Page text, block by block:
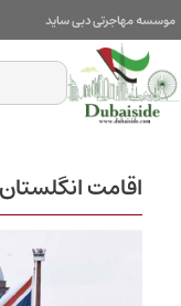
موسسه مهاجرتی دبی ساید
اقامت